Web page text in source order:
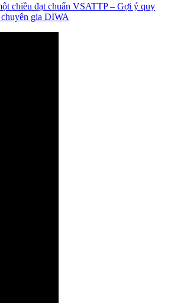
chiều đạt chuẩn VSATTP – Gợi ý quy
gia DIWA